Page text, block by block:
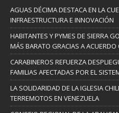
AGUAS DÉCIMA DESTACA EN LA
INFRAESTRUCTURA E INNOVACIÓN
HABITANTES Y PYMES DE SIERRA
MÁS BARATO GRACIAS A ACUERDO
CARABINEROS REFUERZA
FAMILIAS AFECTADAS POR EL
LA SOLIDARIDAD DE LA IGLESIA
TERREMOTOS EN VENEZUELA